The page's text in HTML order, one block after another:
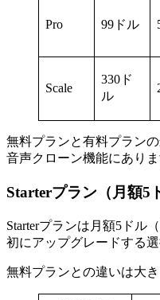
Pro 99ドル
Scale
330ド
ル
無料プランと有料プラン
音声クローン機能にありま
Starterプラン（月額5
Starterプランは月額5ドル
初にアップグレードする
無料プランとの違いは大